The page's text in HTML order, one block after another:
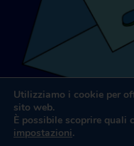
Utilizziamo i cookie per
sito web.
È possibile scoprire
impostazioni.